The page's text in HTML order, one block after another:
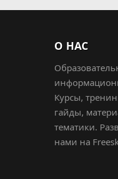
О НАС
Курсы,
гайды,
тематики.
нами на